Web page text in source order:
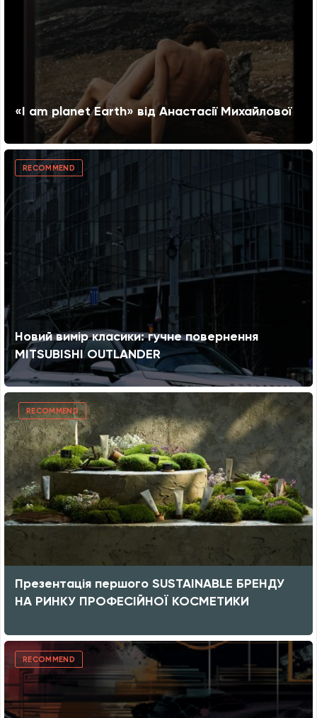
«I am planet Earth» від Анастасії Михайлової
RECOMMEND
Новий вимір класики: гучне повернення
MITSUBISHI OUTLANDER
RECOMMEND
Презентація першого SUSTAINABLE БРЕНДУ
НА РИНКУ ПРОФЕСІЙНОЇ КОСМЕТИКИ
RECOMMEND